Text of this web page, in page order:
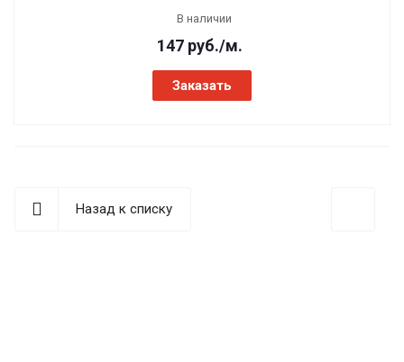
В наличии
147 руб./м.
Заказать
Назад к списку